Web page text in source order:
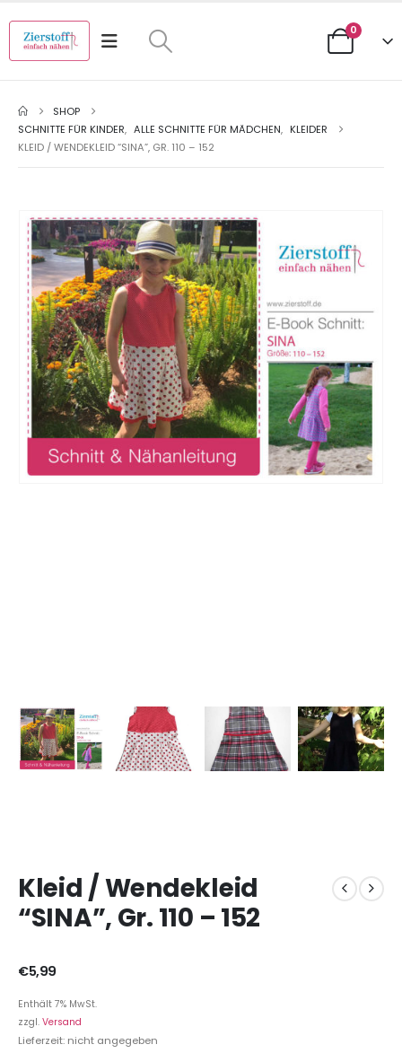
0
SHOP
SCHNITTE FÜR KINDER, ALLE SCHNITTE FÜR MÄDCHEN, KLEIDER
KLEID / WENDEKLEID “SINA”, GR. 110 – 152
Kleid / Wendekleid
“SINA”, Gr. 110 – 152
€5,99
Enthält 7% MwSt.
zzgl. Versand
Lieferzeit: nicht angegeben